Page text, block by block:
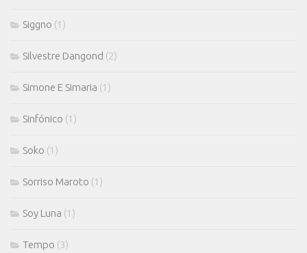
Siggno (1)
Silvestre Dangond (2)
Simone E Simaria (1)
Sinfónico (1)
Soko (1)
Sorriso Maroto (1)
Soy Luna (1)
Tempo (3)